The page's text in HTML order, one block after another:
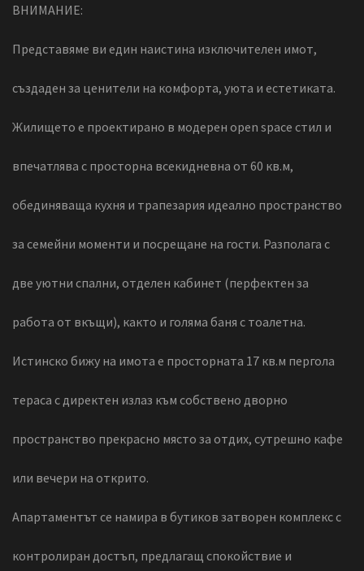
ВНИМАНИЕ:
Представяме ви един наистина изключителен имот,
създаден за ценители на комфорта, уюта и естетиката.
Жилището е проектирано в модерен open space стил и
впечатлява с просторна всекидневна от 60 кв.м,
обединяваща кухня и трапезария идеално пространство
за семейни моменти и посрещане на гости. Разполага с
две уютни спални, отделен кабинет (перфектен за
работа от вкъщи), както и голяма баня с тоалетна.
Истинско бижу на имота е просторната 17 кв.м пергола
тераса с директен излаз към собствено дворно
пространство прекрасно място за отдих, сутрешно кафе
или вечери на открито.
Апартаментът се намира в бутиков затворен комплекс с
контролиран достъп, предлагащ спокойствие и